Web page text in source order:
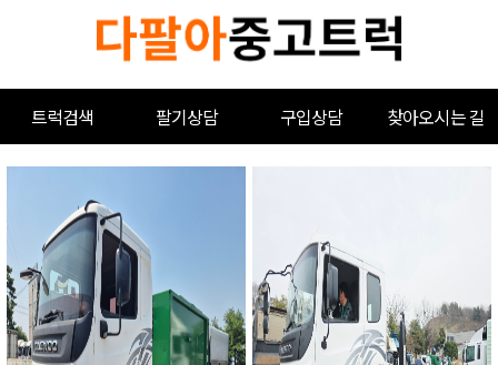
트럭검색 팔기상담 구입상담 찾아오시는 길